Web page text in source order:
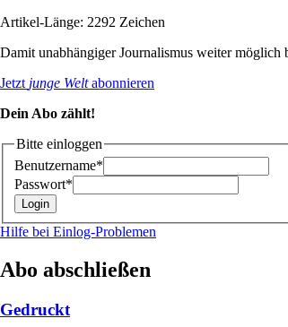
Artikel-Länge: 2292 Zeichen
Damit unabhängiger Journalismus weiter
Jetzt junge Weltabonnieren
Dein Abo zählt!
Bitte einloggen
Benutzername*
Passwort*
Hilfe bei Einlog-Problemen
Abo abschließen
Gedruckt